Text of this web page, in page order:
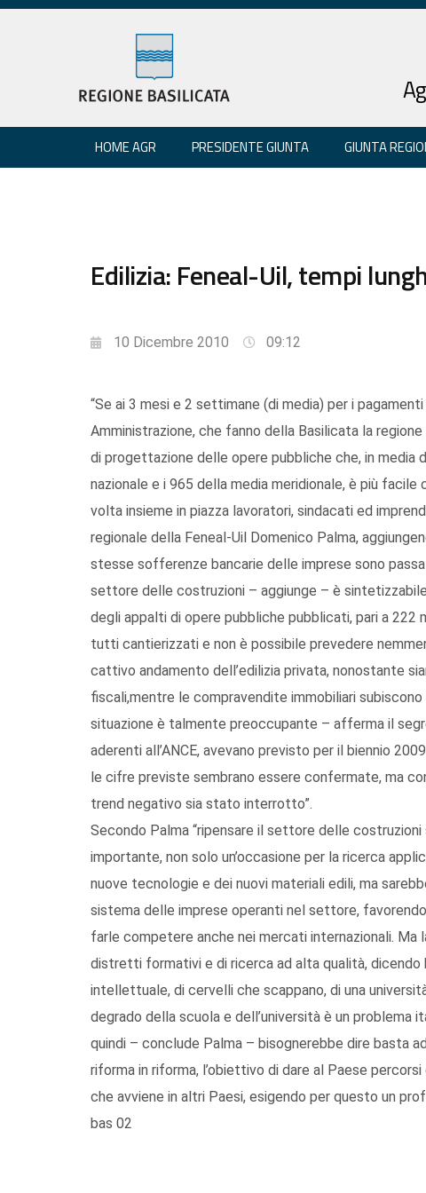
HOME AGR PRESIDENTE GIUNTA GIUNTA
Edilizia: Feneal-Uil, tempi
10 Dicembre 2010 09:12
“Se ai 3 mesi e 2 settimane (di media) per i
Amministrazione, che fanno della Basilicata la regione
di progettazione delle opere pubbliche che, in media
nazionale e i 965 della media meridionale, è più
volta insieme in piazza lavoratori, sindacati ed
regionale della Feneal-Uil Domenico Palma,
stesse sofferenze bancarie delle imprese sono
settore delle costruzioni – aggiunge – è
degli appalti di opere pubbliche pubblicati, pari a 222
tutti cantierizzati e non è possibile prevedere
cattivo andamento dell’edilizia privata, nonostante
fiscali,mentre le compravendite immobiliari
situazione è talmente preoccupante – afferma il
aderenti all’ANCE, avevano previsto per il biennio
le cifre previste sembrano essere confermate, ma
trend negativo sia stato interrotto”.
Secondo Palma “ripensare il settore delle
importante, non solo un’occasione per la ricerca
nuove tecnologie e dei nuovi materiali edili, ma
sistema delle imprese operanti nel settore,
farle competere anche nei mercati internazionali.
distretti formativi e di ricerca ad alta qualità, dicendo
intellettuale, di cervelli che scappano, di una
degrado della scuola e dell’università è un problema
quindi – conclude Palma – bisognerebbe dire basta
riforma in riforma, l’obiettivo di dare al Paese
che avviene in altri Paesi, esigendo per questo un
bas 02